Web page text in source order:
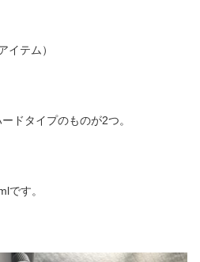
イテム）
ドタイプのものが2つ。
です。